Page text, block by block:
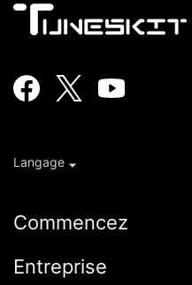
Langage
Commencez
AceMovi
Entreprise